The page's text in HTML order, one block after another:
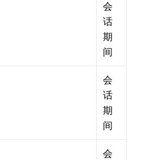
会
话
期
间
会
话
期
间
会